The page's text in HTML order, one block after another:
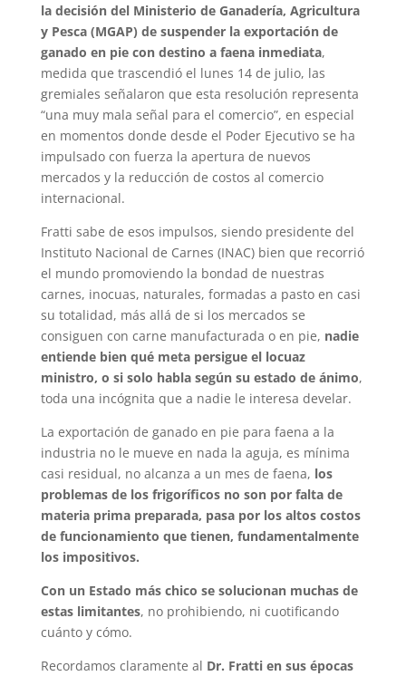
la decisión del Ministerio de Ganadería, Agricultura
y Pesca (MGAP) de suspender la exportación de
ganado en pie con destino a faena inmediata,
medida que trascendió el lunes 14 de julio, las
gremiales señalaron que esta resolución representa
“una muy mala señal para el comercio”, en especial
en momentos donde desde el Poder Ejecutivo se ha
impulsado con fuerza la apertura de nuevos
mercados y la reducción de costos al comercio
internacional.
Fratti sabe de esos impulsos, siendo presidente del
Instituto Nacional de Carnes (INAC) bien que recorrió
el mundo promoviendo la bondad de nuestras
carnes, inocuas, naturales, formadas a pasto en casi
su totalidad, más allá de si los mercados se
consiguen con carne manufacturada o en pie, nadie
entiende bien qué meta persigue el locuaz
ministro, o si solo habla según su estado de ánimo,
toda una incógnita que a nadie le interesa develar.
La exportación de ganado en pie para faena a la
industria no le mueve en nada la aguja, es mínima
casi residual, no alcanza a un mes de faena, los
problemas de los frigoríficos no son por falta de
materia prima preparada, pasa por los altos costos
de funcionamiento que tienen, fundamentalmente
los impositivos.
Con un Estado más chico se solucionan muchas de
estas limitantes, no prohibiendo, ni cuotificando
cuánto y cómo.
Recordamos claramente al Dr. Fratti en sus épocas